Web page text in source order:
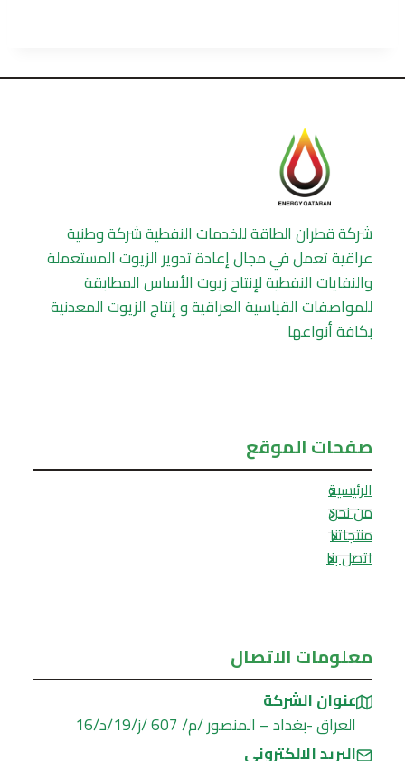
شركة قطران الطاقة للخدمات النفطية شركة وطنية
عراقية تعمل في مجال إعادة تدوير الزيوت المستعملة
والنفايات النفطية لإنتاج زيوت الأساس المطابقة
للمواصفات القياسية العراقية و إنتاج الزيوت المعدنية
بكافة أنواعها
صفحات الموقع
الرئيسية
من نحن
منتجاتنا
اتصل بنا
معلومات الاتصال
عنوان الشركة
العراق -بغداد – المنصور /م/ 607 /ز/19/د/16
البريد الالكتروني